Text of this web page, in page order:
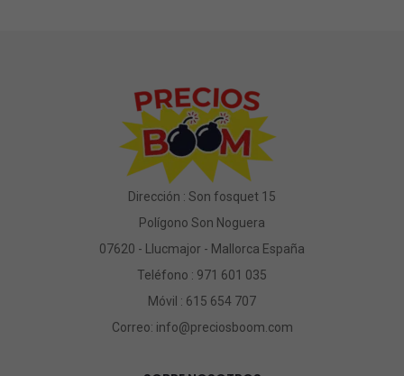
Dirección : Son fosquet 15
Polígono Son Noguera
07620 - Llucmajor - Mallorca España
Teléfono : 971 601 035
Móvil : 615 654 707
Correo: info@preciosboom.com